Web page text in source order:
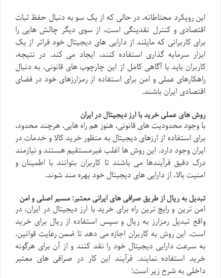
این رویکرد محتاطانه، در حالی که از یک سو به دنبال حفظ ثبات
اقتصادی و کنترل نقدینگی است، از سوی دیگر چالش هایی را
برای کاربرانی که مایلند از دارایی های دیجیتال خود فراتر از یک
ابزار سرمایه گذاری استفاده کنند، ایجاد می کند. در نتیجه،
کاربران باید با آگاهی کامل از این چارچوب های قانونی، به دنبال
راهکارهای عملی و امن برای استفاده از رمزارزهای خود در فضای
اقتصادی ایران باشند.
روش های عملی خرید با ارز دیجیتال در ایران
با وجود محدودیت های قانونی، هنوز هم راه هایی، هرچند محدود،
برای استفاده از ارزهای دیجیتال به منظور خرید کالا و خدمات در
ایران وجود دارد. این روش ها اغلب غیرمستقیم هستند و نیازمند
درک دقیق فرآیندها می باشند تا کاربران بتوانند با اطمینان و
امنیت بالا، از دارایی های دیجیتال خود بهره مند شوند.
تبدیل به ریال از طریق صرافی های ایرانی معتبر: مسیر اصلی و امن
امن ترین و رایج ترین راه برای خرید با ارز دیجیتال در ایران، در
واقع تبدیل رمزارز به ریال و سپس استفاده از ریال برای خرید
است. این روش به کاربران اجازه می دهد تا ضمن رعایت قوانین،
به سرعت دارایی دیجیتال خود را نقد کنند و از آن برای هرگونه
خرید استفاده نمایند. فرآیند این کار در صرافی های معتبر
داخلی به شرح زیر است: